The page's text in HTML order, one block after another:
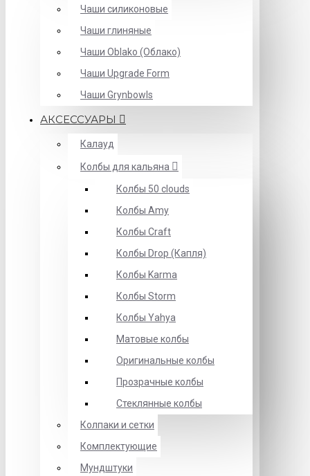
Чаши силиконовые
Чаши глиняные
Чаши Oblako (Облако)
Чаши Upgrade Form
Чаши Grynbowls
АКСЕССУАРЫ
Калауд
Колбы для кальяна
Колбы 50 clouds
Колбы Amy
Колбы Craft
Колбы Drop (Капля)
Колбы Karma
Колбы Storm
Колбы Yahya
Матовые колбы
Оригинальные колбы
Прозрачные колбы
Стеклянные колбы
Колпаки и сетки
Комплектующие
Мундштуки